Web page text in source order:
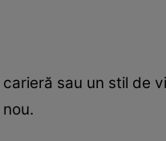
sau un stil de